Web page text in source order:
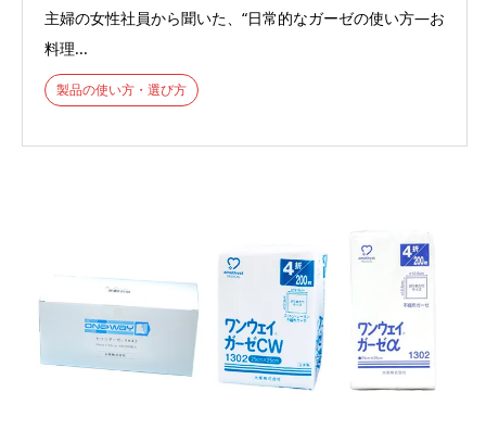
主婦の女性社員から聞いた、“日常的なガーゼの使い方―お
料理...
製品の使い方・選び方